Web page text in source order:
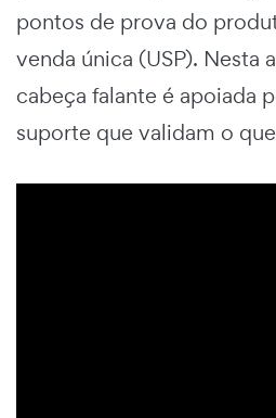
pontos de prova do
venda única (USP). Nesta
cabeça falante é apoiada
suporte que validam o